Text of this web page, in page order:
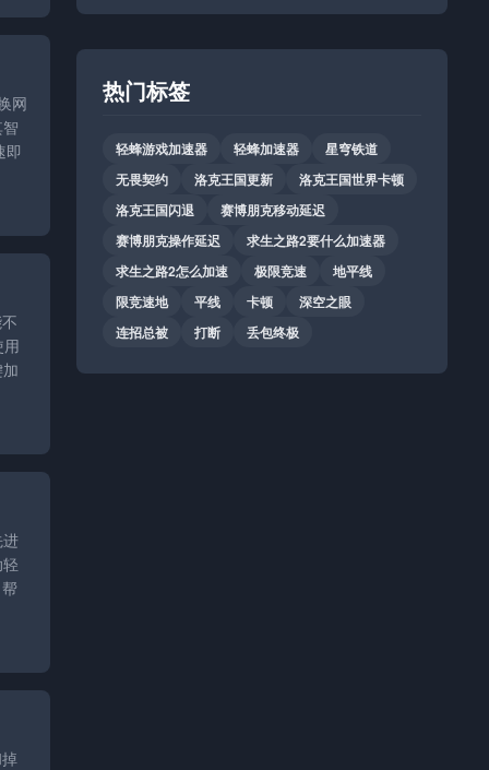
网
即
热门标签
轻蜂游戏加速器 轻蜂加速器
星穹铁道
无畏契约
洛克王国更新
洛克王国世界卡顿
洛克王国闪退
赛博朋克移动延迟
赛博朋克操作延迟
求生之路2要什么加速器
求生之路2怎么加速
极限竞速
地平线
限竞速地
平线 卡顿
深空之眼
连招总被
打断 丢包终极